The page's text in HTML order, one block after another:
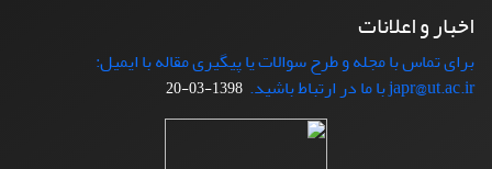
اخبار و اعلانات
برای تماس با مجله و طرح سوالات یا پیگیری مقاله با ایمیل:
japr@ut.ac.ir با ما در ارتباط باشید.
1398-03-20